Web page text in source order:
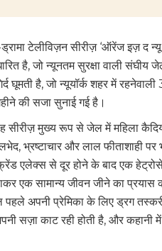
टेलीविज़न सीरीज़ ‘ऑरेंज इज़ द
है, जो न्यूनतम सुरक्षा वाली
घूमती है, जो न्यूयॉर्क शहर में
की सजा सुनाई गई है।
सीरीज़ मुख्य रूप से जेल में महिला
भ्रष्टाचार और लाल फीताशाही
एलेक्स से दूर होने के बाद एक
एक सामान्य जीवन जीने का
अपनी प्रेमिका के लिए ड्रग
सज़ा काट रही होती है, और कहानी